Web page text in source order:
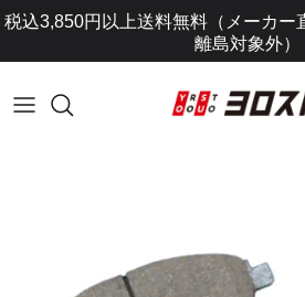
コ
テ
ツ
税込3,850円以上送料無料（メーカー
離島対象外）